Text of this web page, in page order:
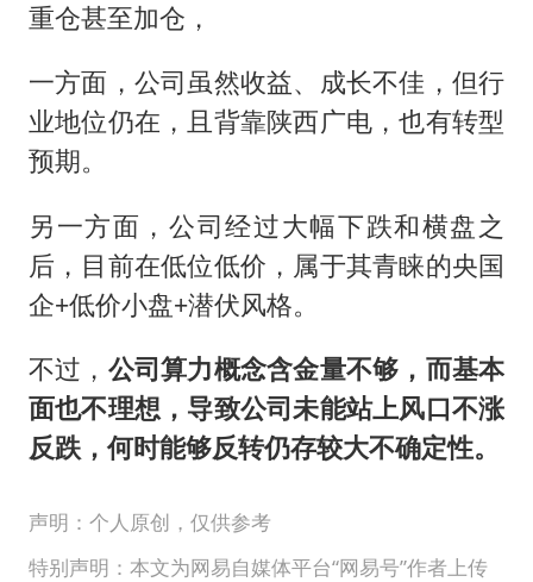
重仓甚至加仓，
一方面，公司虽然收益、成长不佳，但行
业地位仍在，且背靠陕西广电，也有转型
预期。
另一方面，公司经过大幅下跌和横盘之
后，目前在低位低价，属于其青睐的央国
企+低价小盘+潜伏风格。
不过， 公司算力概念含金量不够，而基本
面也不理想，导致公司未能站上风口不涨
反跌，何时能够反转仍存较大不确定性。
声明：个人原创，仅供参考
特别声明：本文为网易自媒体平台“网易号”作者上传